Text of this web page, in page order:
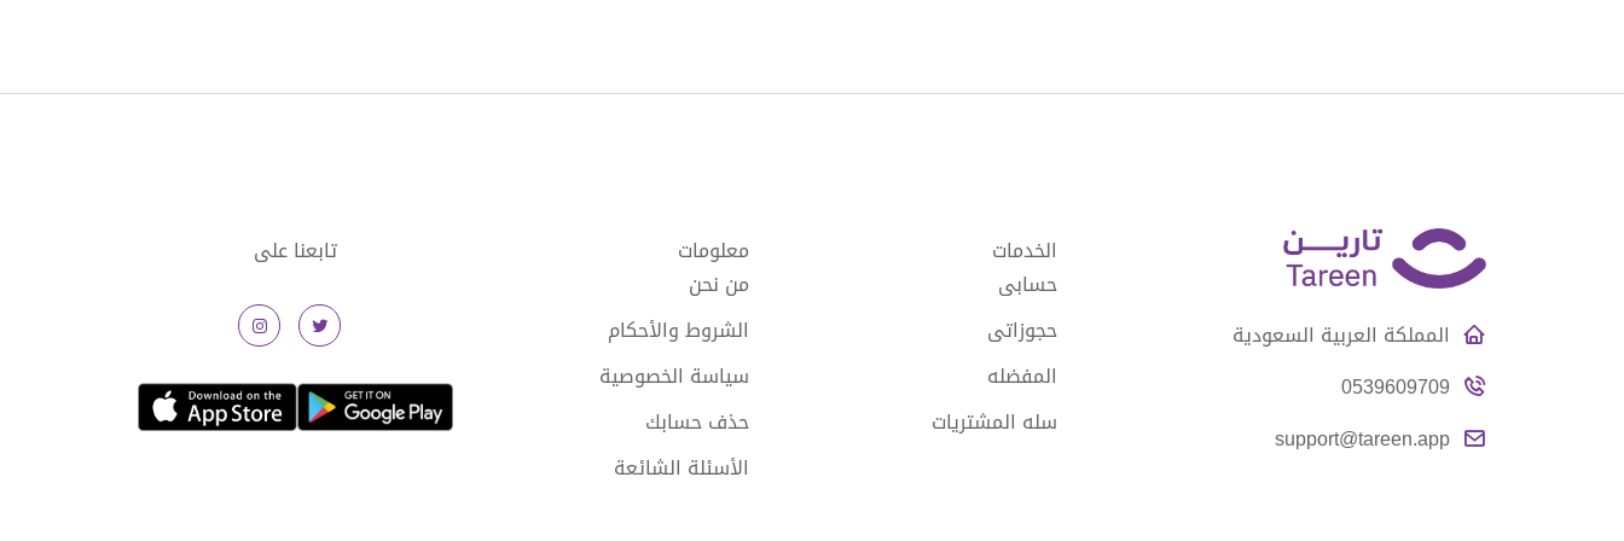
المملكة العربية السعودية
0539609709
support@tareen.app
الخدمات
حسابى
حجوزاتى
المفضله
سله المشتريات
معلومات
من نحن
الشروط والأحكام
سياسة الخصوصية
حذف حسابك
الأسئلة الشائعة
تابعنا على